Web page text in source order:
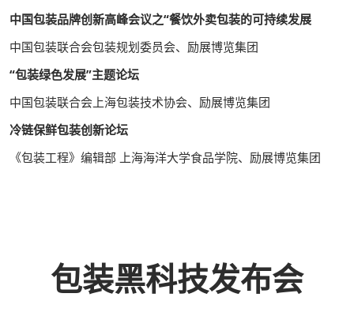
中国包装品牌创新高峰会议之“餐饮外卖包装的可持续发展
中国包装联合会包装规划委员会、励展博览集团
“包装绿色发展”主题论坛
中国包装联合会上海包装技术协会、励展博览集团
冷链保鲜包装创新论坛
《包装工程》编辑部 上海海洋大学食品学院、励展博览集团
包装黑科技发布会